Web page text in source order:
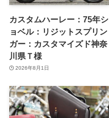
カスタムハーレー：75年シ
ョベル：リジットスプリン
ガー：カスタマイズド神奈
川県Ｔ様
2026年8月1日